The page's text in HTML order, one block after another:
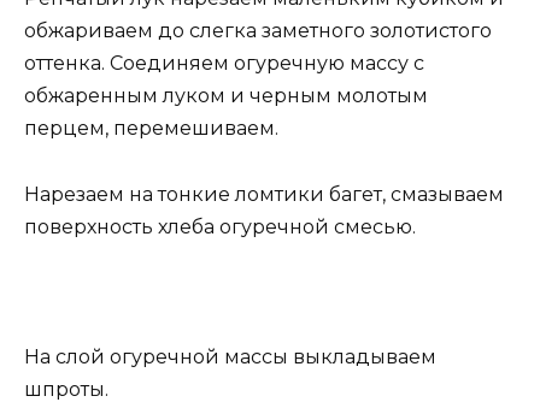
обжариваем до слегка заметного золотистого
оттенка. Соединяем огуречную массу с
обжаренным луком и черным молотым
перцем, перемешиваем.
Нарезаем на тонкие ломтики багет, смазываем
поверхность хлеба огуречной смесью.
На слой огуречной массы выкладываем
шпроты.